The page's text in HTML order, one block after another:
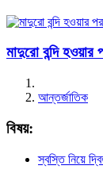
মাদুরো বন্দি হওয়ার
আন্তর্জাতিক
বিষয়:
স্বস্তি নিয়ে